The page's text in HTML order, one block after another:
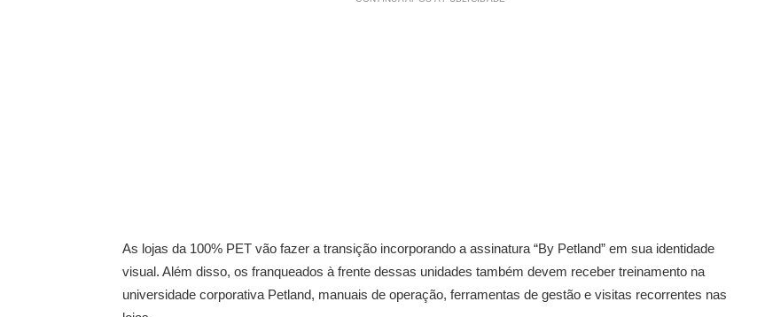
As lojas da 100% PET vão fazer a transição incorporando a assinatura “By Petland” em sua identidade
visual. Além disso, os franqueados à frente dessas unidades também devem receber treinamento na
universidade corporativa Petland, manuais de operação, ferramentas de gestão e visitas recorrentes nas